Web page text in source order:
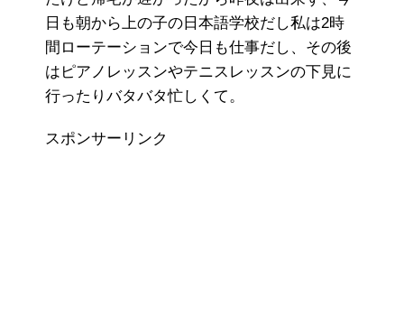
日も朝から上の子の日本語学校だし私は2時
間ローテーションで今日も仕事だし、その後
はピアノレッスンやテニスレッスンの下見に
行ったりバタバタ忙しくて。
スポンサーリンク